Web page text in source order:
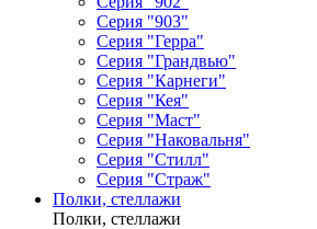
Серия "903"
Серия "Герра"
Серия "Грандвью"
Серия "Карнеги"
Серия "Кея"
Серия "Маст"
Серия "Наковальня"
Серия "Стилл"
Серия "Страж"
Полки, стеллажи
Полки, стеллажи